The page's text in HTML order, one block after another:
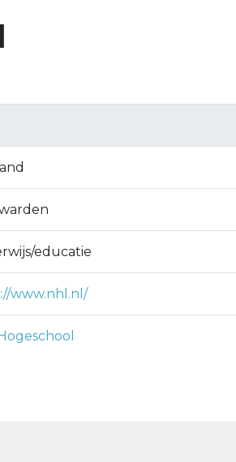
educatie
www.nhl.nl/